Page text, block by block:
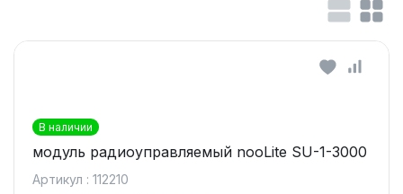
В наличии
модуль радиоуправляемый nooLite SU-1-3000
Артикул : 112210